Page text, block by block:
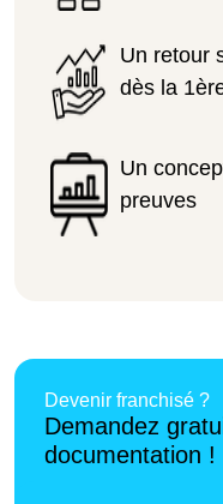
Un retour
dès la
Un
preuves
Devenir franchisé ?
Demandez
documentation !